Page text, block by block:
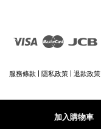
加入購物車
Visa Master
服務條款 隱私政策 退款政策